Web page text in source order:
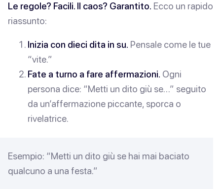
Le regole? Facili. Il caos? Garantito. Ecco un rapido
riassunto:
Inizia con dieci dita in su. Pensale come le tue
“vite.”
Fate a turno a fare affermazioni. Ogni
persona dice: “Metti un dito giù se…” seguito
da un’affermazione piccante, sporca o
rivelatrice.
Esempio: “Metti un dito giù se hai mai baciato
qualcuno a una festa.”